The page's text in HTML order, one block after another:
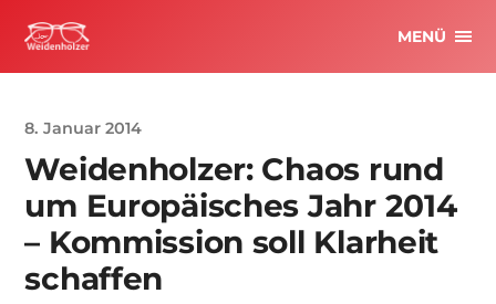
MENÜ
8. Januar 2014
Weidenholzer: Chaos rund
um Europäisches Jahr 2014
– Kommission soll Klarheit
schaffen